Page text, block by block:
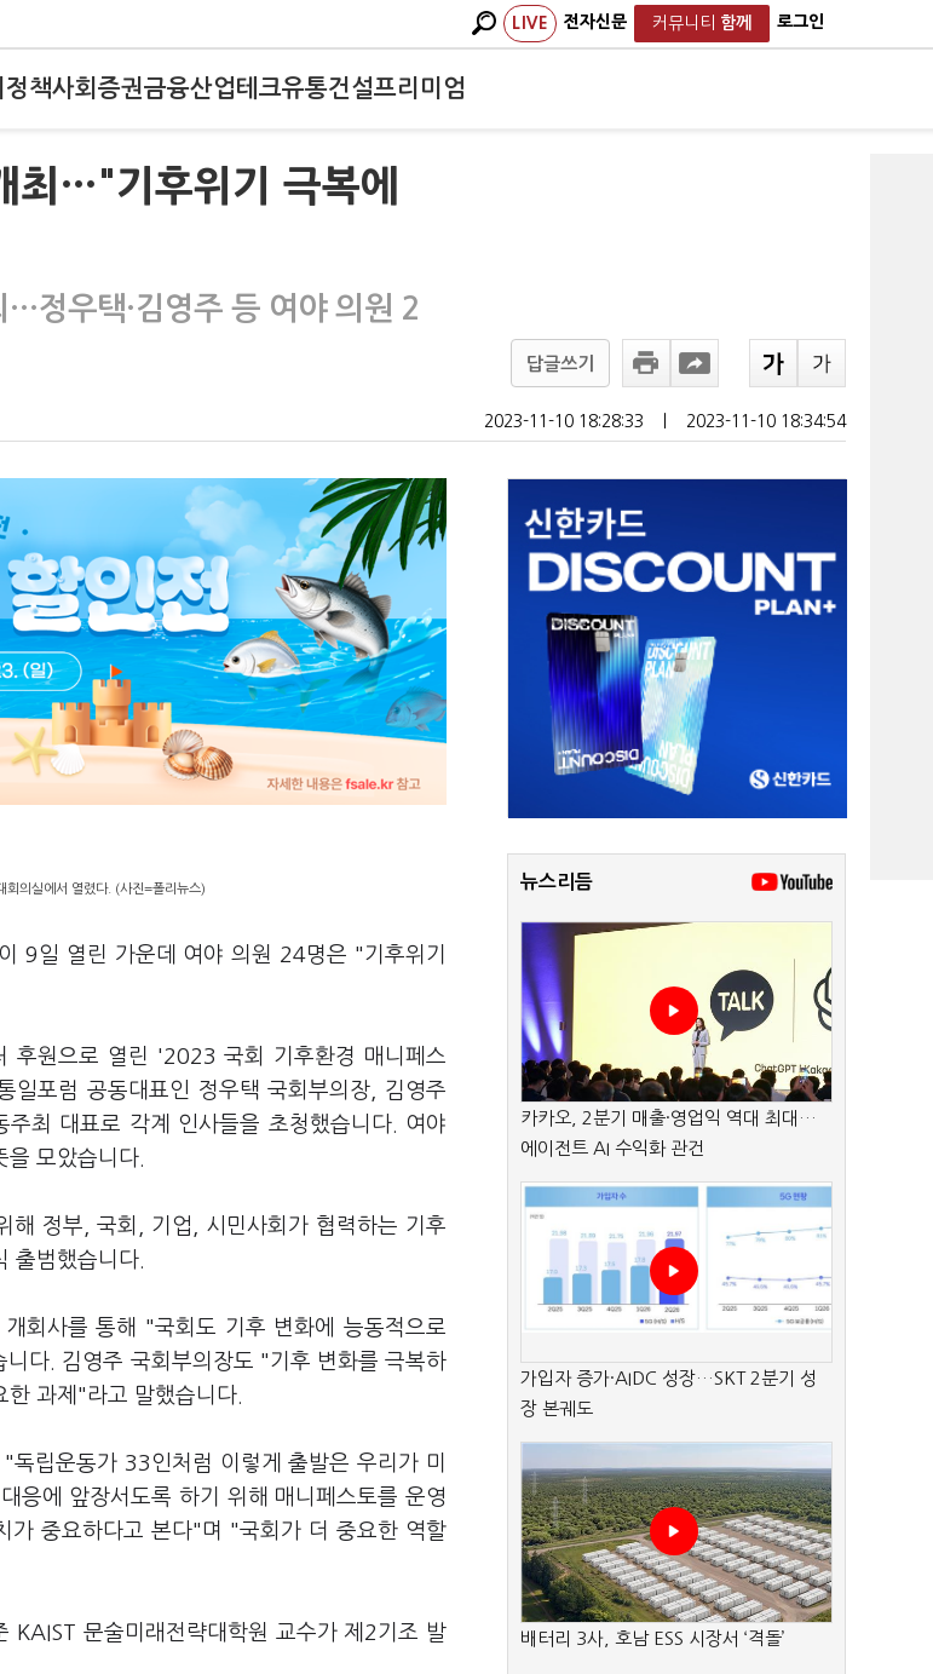
LIVE 전자신문 커뮤니티 함께 로그인
정책사회 증권금융산업테크유통건설프리미엄
최…"기후위기 극복에
…정우택·김영주 등 여야 의원 2
답글쓰기
2023-11-10 18:28:33 2023-11-10 18:34:54
의실에서 열렸다. (사진=폴리뉴스)
9일 열린 가운데 여야 의원 24명은 "기후위기
후원으로 열린 '2023 국회 기후환경 매니페스
일포럼 공동대표인 정우택 국회부의장, 김영주
최 대표로 각계 인사들을 초청했습니다. 여야
모았습니다.
해 정부, 국회, 기업, 시민사회가 협력하는 기후
출범했습니다.
회사를 통해 "국회도 기후 변화에 능동적으로
다. 김영주 국회부의장도 "기후 변화를 극복하
과제"라고 말했습니다.
립운동가 33인처럼 이렇게 출발은 우리가 미
응에 앞장서도록 하기 위해 매니페스토를 운영
가 중요하다고 본다"며 "국회가 더 중요한 역할
KAIST 문술미래전략대학원 교수가 제2기조 발
뉴스리듬
카카오, 2분기 매출·영업익 역대 최대…
에이전트 AI 수익화 관건
가입자 증가·AIDC 성장…SKT 2분기 성
장 본궤도
배터리 3사, 호남 ESS 시장서 ‘격돌’